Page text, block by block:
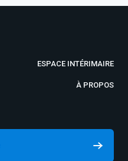
ESPACE INTÉRIMAIRE
À PROPOS